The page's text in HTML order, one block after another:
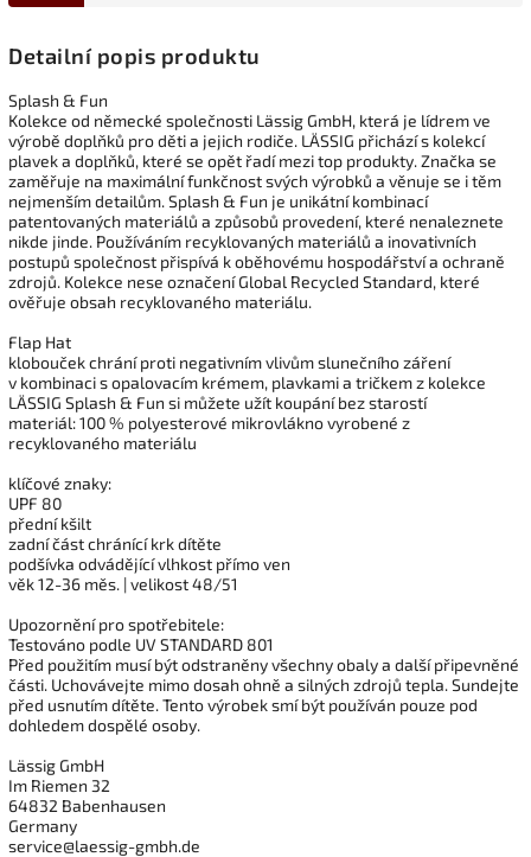
Detailní popis produktu
Splash & Fun
Kolekce od německé společnosti Lässig GmbH, která je lídrem ve
výrobě doplňků pro děti a jejich rodiče. LÄSSIG přichází s kolekcí
plavek a doplňků, které se opět řadí mezi top produkty. Značka se
zaměřuje na maximální funkčnost svých výrobků a věnuje se i těm
nejmenším detailům. Splash & Fun je unikátní kombinací
patentovaných materiálů a způsobů provedení, které nenaleznete
nikde jinde. Používáním recyklovaných materiálů a inovativních
postupů společnost přispívá k oběhovému hospodářství a ochraně
zdrojů. Kolekce nese označení Global Recycled Standard, které
ověřuje obsah recyklovaného materiálu.
Flap Hat
klobouček chrání proti negativním vlivům slunečního záření
v kombinaci s opalovacím krémem, plavkami a tričkem z kolekce
LÄSSIG Splash & Fun si můžete užít koupání bez starostí
materiál: 100 % polyesterové mikrovlákno vyrobené z
recyklovaného materiálu
klíčové znaky:
UPF 80
přední kšilt
zadní část chránící krk dítěte
podšívka odvádějící vlhkost přímo ven
věk 12-36 měs. | velikost 48/51
Upozornění pro spotřebitele:
Testováno podle UV STANDARD 801
Před použitím musí být odstraněny všechny obaly a další připevněné
části. Uchovávejte mimo dosah ohně a silných zdrojů tepla. Sundejte
před usnutím dítěte. Tento výrobek smí být používán pouze pod
dohledem dospělé osoby.
Lässig GmbH
Im Riemen 32
64832 Babenhausen
Germany
service@laessig-gmbh.de